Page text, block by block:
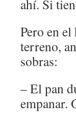
ahí. Si
Pero en
terreno,
sobras:
– El pan
empanar.